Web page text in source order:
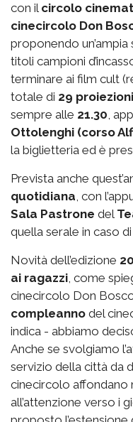
con il circolo
cinecircolo Don
proponendo
titoli campioni
terminare ai film cult
totale di 29 proiezioni
sempre alle 21.30,
Ottolenghi (corso
la biglietteria ed è
Prevista anche
quotidiana, con
Sala Pastrone del
quella serale in caso
Novità dell’edizione
ai ragazzi, come
cinecircolo Don
compleanno del
indica - abbiamo
Anche se svolgiamo
servizio della città da
cinecircolo affondano
all’attenzione verso i